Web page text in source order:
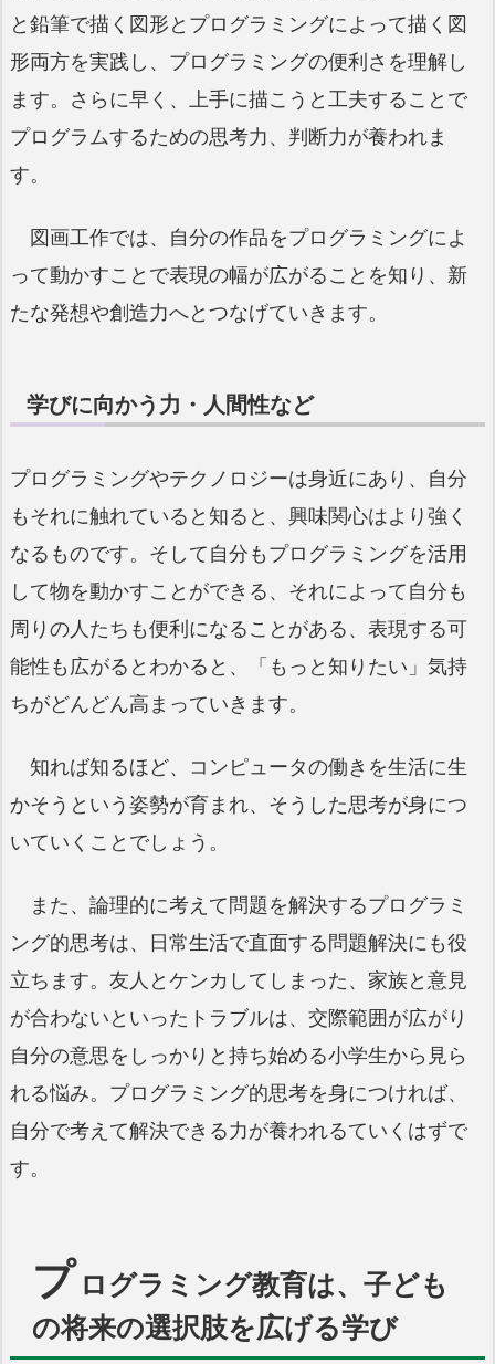
と鉛筆で描く図形とプログラミングによって描く図
形両方を実践し、プログラミングの便利さを理解し
ます。さらに早く、上手に描こうと工夫することで
プログラムするための思考力、判断力が養われま
す。
図画工作では、自分の作品をプログラミングによ
って動かすことで表現の幅が広がることを知り、新
たな発想や創造力へとつなげていきます。
学びに向かう力・人間性など
プログラミングやテクノロジーは身近にあり、自分
もそれに触れていると知ると、興味関心はより強く
なるものです。そして自分もプログラミングを活用
して物を動かすことができる、それによって自分も
周りの人たちも便利になることがある、表現する可
能性も広がるとわかると、「もっと知りたい」気持
ちがどんどん高まっていきます。
知れば知るほど、コンピュータの働きを生活に生
かそうという姿勢が育まれ、そうした思考が身につ
いていくことでしょう。
また、論理的に考えて問題を解決するプログラミ
ング的思考は、日常生活で直面する問題解決にも役
立ちます。友人とケンカしてしまった、家族と意見
が合わないといったトラブルは、交際範囲が広がり
自分の意思をしっかりと持ち始める小学生から見ら
れる悩み。プログラミング的思考を身につければ、
自分で考えて解決できる力が養われるていくはずで
す。
プ ログラミング教育は、子ども
の将来の選択肢を広げる学び